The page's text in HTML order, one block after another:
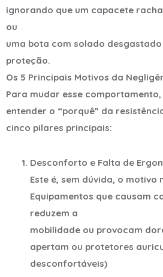
ignorando que um capacete
ou
uma bota com solado
proteção.
Os 5 Principais Motivos da
Para mudar esse
entender o “porquê” da
cinco pilares principais:
Desconforto e Falta de
Este é, sem dúvida, o motivo
Equipamentos que causam
reduzem a
mobilidade ou provocam
apertam ou protetores
desconfortáveis)